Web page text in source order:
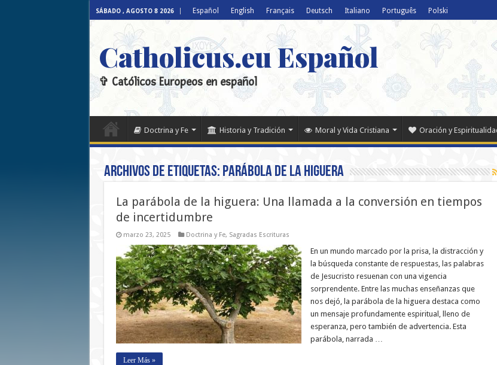
SÁBADO , AGOSTO 8 2026 Español English Français Deutsch Italiano Português Polski
Catholicus.eu Español
✞ Católicos Europeos en español
Doctrina y Fe Historia y Tradición Moral y Vida Cristiana Oración y
Archivos de etiquetas: parábola de la higuera
La parábola de la higuera: Una llamada a la conversión en tiempos
de incertidumbre
marzo 23, 2025 Doctrina y Fe, Sagradas Escrituras
En un mundo marcado por la prisa, la distracción y
la búsqueda constante de respuestas, las palabras
de Jesucristo resuenan con una vigencia
sorprendente. Entre las muchas enseñanzas que
nos dejó, la parábola de la higuera destaca como
un mensaje profundamente espiritual, lleno de
esperanza, pero también de advertencia. Esta
parábola, narrada …
Leer Más »